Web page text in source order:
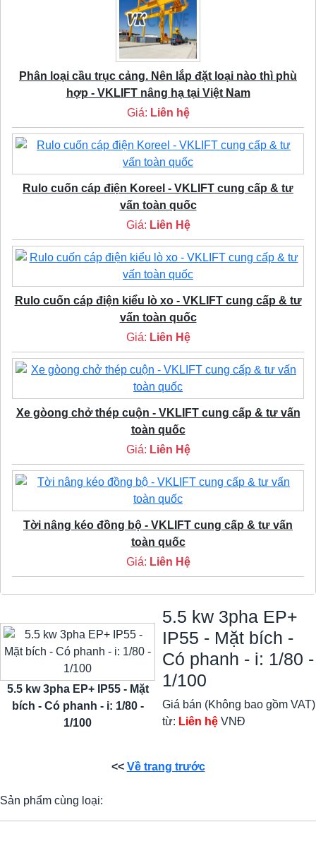
Phân loại cầu trục cảng. Nên lắp đặt loại nào thì phù
hợp - VKLIFT nâng hạ tại Việt Nam
Giá: Liên hệ
Rulo cuốn cáp điện Koreel - VKLIFT cung cấp & tư
vấn toàn quốc
Giá: Liên Hệ
Rulo cuốn cáp điện kiểu lò xo - VKLIFT cung cấp & tư
vấn toàn quốc
Giá: Liên Hệ
Xe gòong chở thép cuộn - VKLIFT cung cấp & tư vấn
toàn quốc
Giá: Liên Hệ
Tời nâng kéo đồng bộ - VKLIFT cung cấp & tư vấn
toàn quốc
Giá: Liên Hệ
5.5 kw 3pha EP+ IP55 - Mặt
bích - Có phanh - i: 1/80 -
1/100
5.5 kw 3pha EP+
IP55 - Mặt bích -
Có phanh - i: 1/80 -
1/100
Giá bán (Không bao gồm VAT)
từ: Liên hệ VNĐ
<< Về trang trước
Sản phẩm cùng loại: